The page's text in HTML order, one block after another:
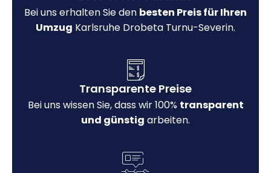
Bei uns erhalten Sie den besten Preis für Ihren
Umzug Karlsruhe Drobeta Turnu-Severin.
Transparente Preise
Bei uns wissen Sie, dass wir 100% transparent
und günstig arbeiten.